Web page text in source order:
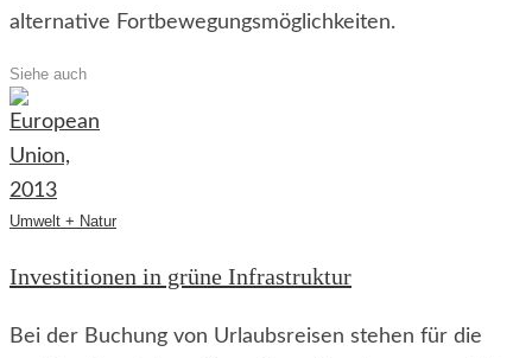
alternative Fortbewegungsmöglichkeiten.
Siehe auch
Umwelt + Natur
Investitionen in grüne Infrastruktur
Bei der Buchung von Urlaubsreisen stehen für die